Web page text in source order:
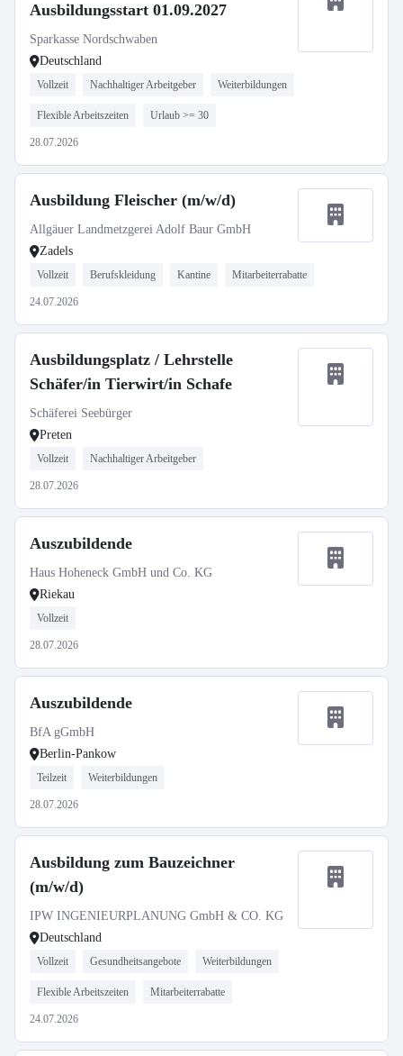
Ausbildungsstart 01.09.2027
Sparkasse Nordschwaben
Deutschland
Vollzeit Nachhaltiger Arbeitgeber Weiterbildungen
Flexible Arbeitszeiten Urlaub >= 30
28.07.2026
Ausbildung Fleischer (m/w/d)
Allgäuer Landmetzgerei Adolf Baur GmbH
Zadels
Vollzeit Berufskleidung Kantine Mitarbeiterrabatte
24.07.2026
Ausbildungsplatz / Lehrstelle
Schäfer/in Tierwirt/in Schafe
Schäferei Seebürger
Preten
Vollzeit Nachhaltiger Arbeitgeber
28.07.2026
Auszubildende
Haus Hoheneck GmbH und Co. KG
Riekau
Vollzeit
28.07.2026
Auszubildende
BfA gGmbH
Berlin-Pankow
Teilzeit Weiterbildungen
28.07.2026
Ausbildung zum Bauzeichner
(m/w/d)
IPW INGENIEURPLANUNG GmbH & CO. KG
Deutschland
Vollzeit Gesundheitsangebote Weiterbildungen
Flexible Arbeitszeiten Mitarbeiterrabatte
24.07.2026